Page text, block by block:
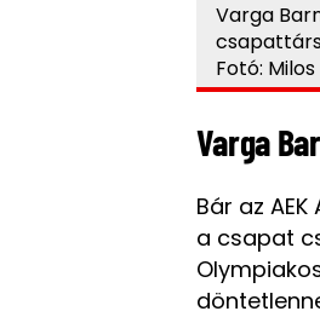
Varga
Fotó:
Varga
Bár az
a csapat